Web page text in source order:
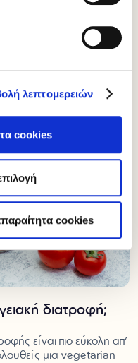
λεπτομερειών
cookies
cookies
διατροφή;
είναι πιο εύκολη απ’
μια vegetarian